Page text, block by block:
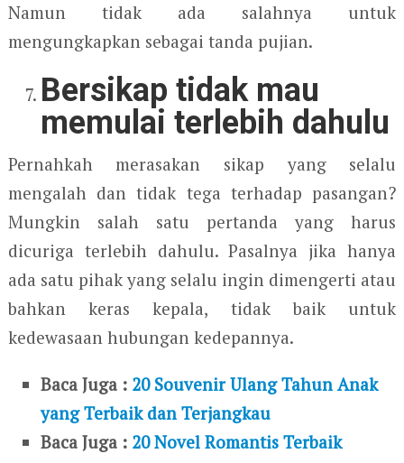
Namun tidak ada salahnya untuk
mengungkapkan sebagai tanda pujian.
Bersikap tidak mau
memulai terlebih dahulu
Pernahkah merasakan sikap yang selalu
mengalah dan tidak tega terhadap pasangan?
Mungkin salah satu pertanda yang harus
dicuriga terlebih dahulu. Pasalnya jika hanya
ada satu pihak yang selalu ingin dimengerti atau
bahkan keras kepala, tidak baik untuk
kedewasaan hubungan kedepannya.
Baca Juga : 20 Souvenir Ulang Tahun Anak
yang Terbaik dan Terjangkau
Baca Juga : 20 Novel Romantis Terbaik